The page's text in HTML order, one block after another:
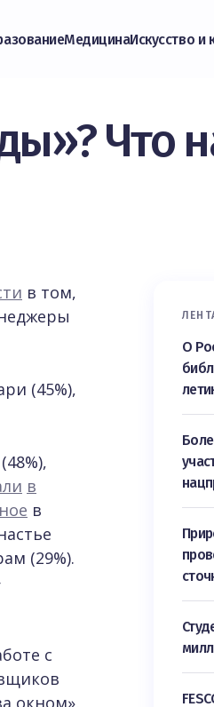
МедицинаИскусство и
Что
в том,
(45%),
в
в
(29%).
с
окном»,
О